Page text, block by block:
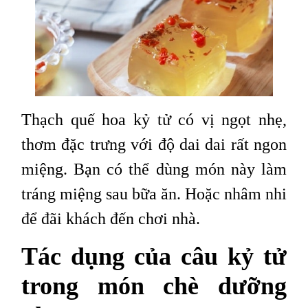
Thạch quế hoa kỷ tử có vị ngọt nhẹ,
thơm đặc trưng với độ dai dai rất ngon
miệng. Bạn có thể dùng món này làm
tráng miệng sau bữa ăn. Hoặc nhâm nhi
để đãi khách đến chơi nhà.
Tác dụng của câu kỷ tử
trong món chè dưỡng